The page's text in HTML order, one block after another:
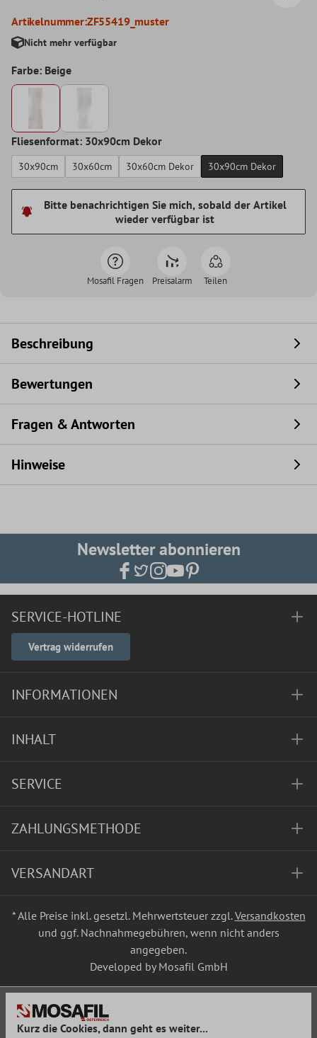
Artikelnummer:ZF55419_muster
Nicht mehr verfügbar
Farbe: Beige
Fliesenformat: 30x90cm Dekor
30x90cm 30x60cm 30x60cm Dekor 30x90cm Dekor
Bitte benachrichtigen Sie mich, sobald der Artikel
wieder verfügbar ist
Mosafil Fragen Preisalarm Teilen
Beschreibung
Bewertungen
Fragen & Antworten
Hinweise
Newsletter abonnieren
SERVICE-HOTLINE
Vertrag widerrufen
INFORMATIONEN
INHALT
SERVICE
ZAHLUNGSMETHODE
VERSANDART
* Alle Preise inkl. gesetzl. Mehrwertsteuer zzgl.Versandkosten
und ggf. Nachnahmegebühren, wenn nicht anders
angegeben.
Developed by Mosafil GmbH
Kurz die Cookies, dann geht es weiter...